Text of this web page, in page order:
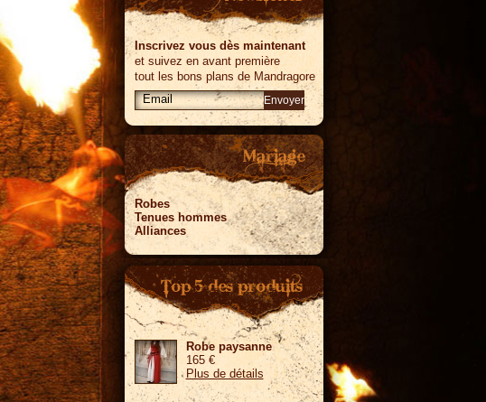
Inscrivez vous dès maintenant
et suivez en avant première
tout les bons plans de Mandragore
Envoyer
Robes
Tenues hommes
Alliances
Robe paysanne
165 €
Plus de détails